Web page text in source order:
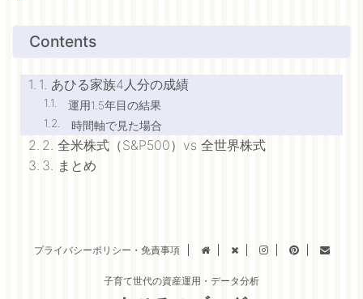
Contents
1. あひる家族4人分の成績
運用1.5年目の結果
時間軸で見た場合
2. 全米株式（S&P500）vs 全世界株式
3. まとめ
プライバシーポリシー・免責事項
子育て世代の資産運用・データ分析